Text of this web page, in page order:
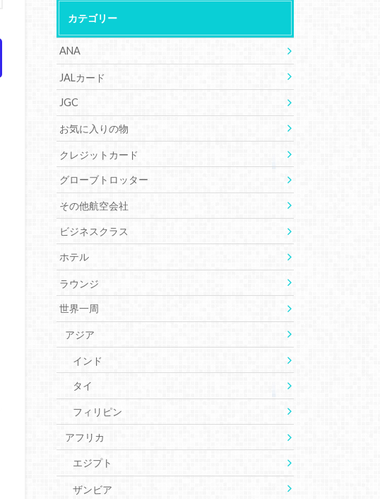
カテゴリー
ANA
JALカード
JGC
お気に入りの物
クレジットカード
グローブトロッター
その他航空会社
ビジネスクラス
ホテル
ラウンジ
世界一周
アジア
インド
タイ
フィリピン
アフリカ
エジプト
ザンビア